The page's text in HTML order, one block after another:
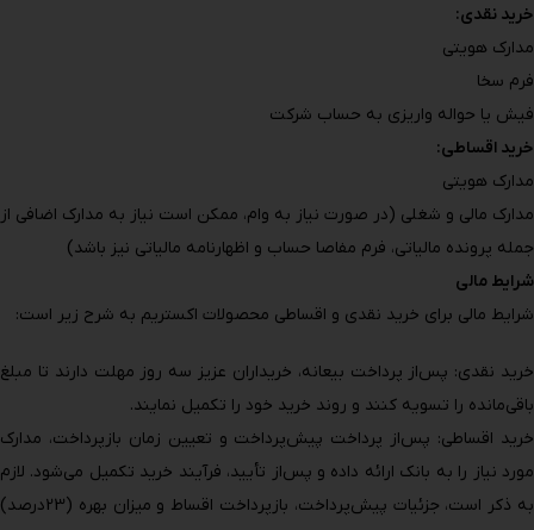
خرید نقدی:
مدارک هویتی
فرم سخا
فیش یا حواله واریزی به حساب شرکت
خرید اقساطی:
مدارک هویتی
مدارک مالی و شغلی (در صورت نیاز به وام، ممکن است نیاز به مدارک اضافی از
جمله پرونده مالیاتی، فرم مفاصا حساب و اظهارنامه مالیاتی نیز باشد)
شرایط مالی
شرایط مالی برای خرید نقدی و اقساطی محصولات اکستریم به شرح زیر است:
خرید نقدی: پس‌از پرداخت بیعانه، خریداران عزیز سه روز مهلت دارند تا مبلغ
باقی‌مانده را تسویه کنند و روند خرید خود را تکمیل نمایند.
خرید اقساطی: پس‌از پرداخت پیش‌پرداخت و تعیین زمان بازپرداخت، مدارک
مورد نیاز را به بانک ارائه داده و پس‌از تأیید، فرآیند خرید تکمیل می‌شود. لازم
به ذکر است، جزئیات پیش‌پرداخت، بازپرداخت اقساط و میزان بهره (23درصد)